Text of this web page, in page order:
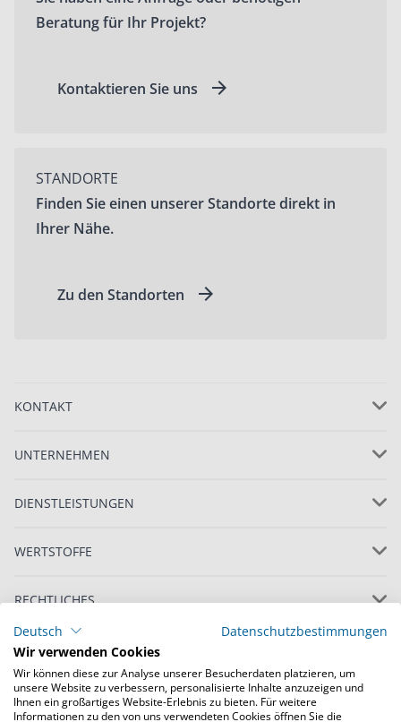
Beratung für Ihr Projekt?
Kontaktieren Sie uns
STANDORTE
Finden Sie einen unserer Standorte direkt in
Ihrer Nähe.
Zu den Standorten
KONTAKT
UNTERNEHMEN
DIENSTLEISTUNGEN
WERTSTOFFE
RECHTLICHES
Deutsch
Datenschutzbestimmungen
Wir verwenden Cookies
Wir können diese zur Analyse unserer Besucherdaten platzieren, um
unsere Website zu verbessern, personalisierte Inhalte anzuzeigen und
Ihnen ein großartiges Website-Erlebnis zu bieten. Für weitere
Informationen zu den von uns verwendeten Cookies öffnen Sie die